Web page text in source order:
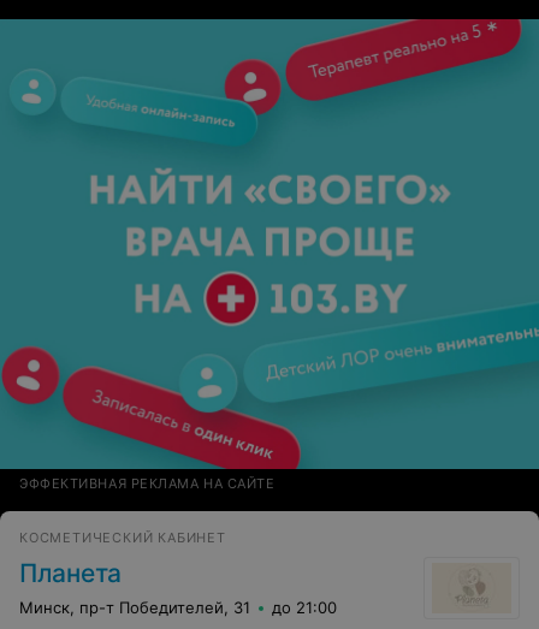
ЭФФЕКТИВНАЯ РЕКЛАМА НА САЙТЕ
КОСМЕТИЧЕСКИЙ КАБИНЕТ
Планета
Минск, пр-т Победителей, 31 до 21:00